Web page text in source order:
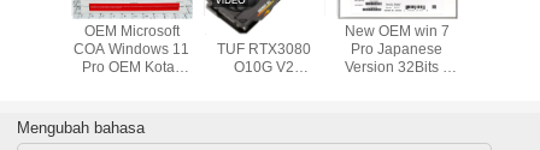
Perangkat Lunak
Sistem USB3.0 32
/ 64Bit Win 10 Pro
Jepang
Microsoft
Windows 10
Home / Windows
Guarantee
100% Original
Online Activation
microsoft windows
Mengubah bahasa